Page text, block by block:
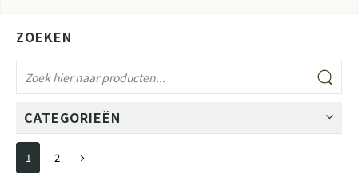
ZOEKEN
CATEGORIEËN
1 2